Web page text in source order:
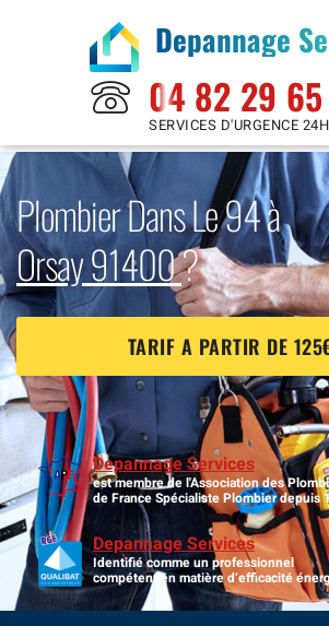
Depannage
04 82 29
SERVICES D'URGENCE
Plombier Dans Le 94 à
Orsay 91400?
TARIF A PARTIR DE
Depannage Services
est membre de l'Association des
de France Spécialiste Plombier depuis
Depannage Services
Identifié comme un professionnel
compétent en matière d’efficacité